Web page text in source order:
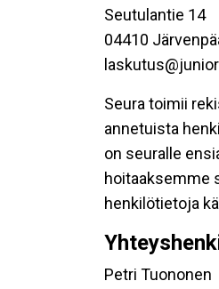
Seutulantie 14
04410
Seura toimii
annetuista
on seuralle
hoitaaksemme
henkilötietoja
Petri Tuononen